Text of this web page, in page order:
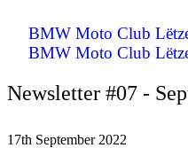
BMW Moto Club
BMW Moto Club
Newsletter #07 -
17th September 2022